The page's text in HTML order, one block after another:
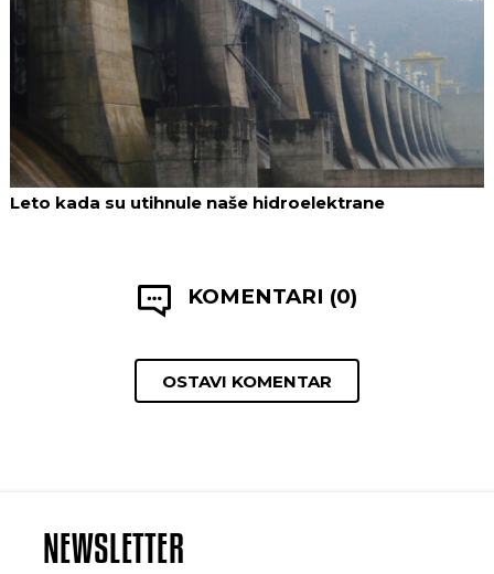
Leto kada su utihnule naše hidroelektrane
KOMENTARI (0)
OSTAVI KOMENTAR
NEWSLETTER